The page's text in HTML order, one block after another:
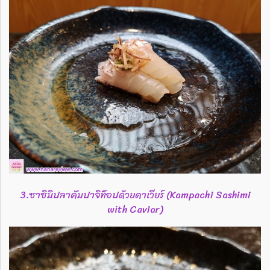
3.ซาซิมิปลาคัมปาจิท็อปด้วยคาเวียร์ (Kampachi Sashimi
with Caviar)